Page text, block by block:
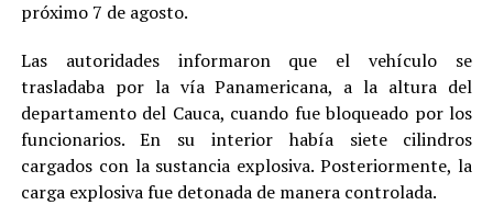
próximo 7 de agosto.
Las autoridades informaron que el vehículo se
trasladaba por la vía Panamericana, a la altura del
departamento del Cauca, cuando fue bloqueado por los
funcionarios. En su interior había siete cilindros
cargados con la sustancia explosiva. Posteriormente, la
carga explosiva fue detonada de manera controlada.